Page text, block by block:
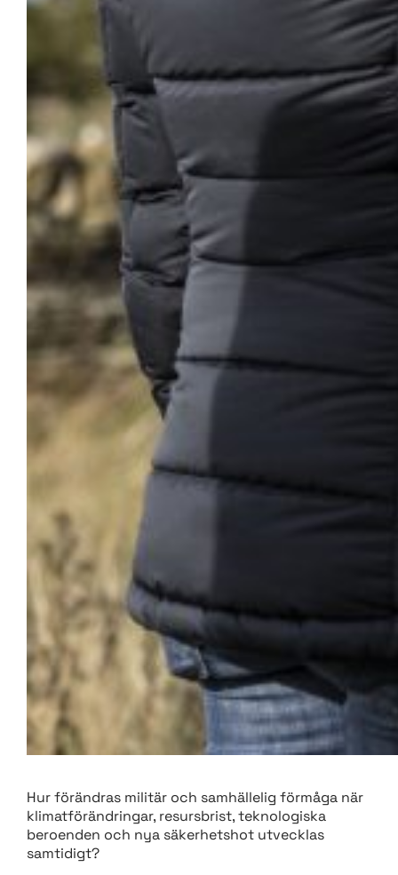
Hur förändras militär och samhällelig förmåga när
klimatförändringar, resursbrist, teknologiska
beroenden och nya säkerhetshot utvecklas
samtidigt?